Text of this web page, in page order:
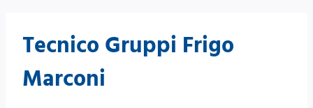
Tecnico Gruppi Frigo
Marconi